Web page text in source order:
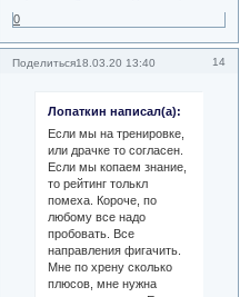
0
Поделиться 14
18.03.20 13:40
Лопаткин написал(а):
Если мы на тренировке,
или драчке то согласен.
Если мы копаем знание,
то рейтинг толькл
помеха. Короче, по
любому все надо
пробовать. Все
направления фигачить.
Мне по хрену сколько
плюсов, мне нужна